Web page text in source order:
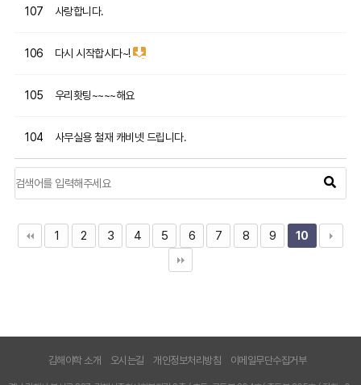
107 사랑합니다.
106 다시 시작합시다~!
105 우리홧팅~~~~해요
104 사무실용 철재 캐비넷 드립니다.
1 2 3 4 5 6 7 8 9 10
김해야학 소개 오시는길 개인정보처리방침 이메일무단수집거부